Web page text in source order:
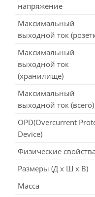
напряжение
Максимальный
выходной ток
Максимальный
выходной ток
(хранилище)
Максимальный
выходной ток (всего)
OPD(Overcurrent
Device)
Физические свойства
Размеры (Д х Ш х В)
Масса